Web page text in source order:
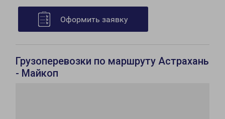
Оформить заявку
Грузоперевозки по маршруту Астрахань
- Майкоп